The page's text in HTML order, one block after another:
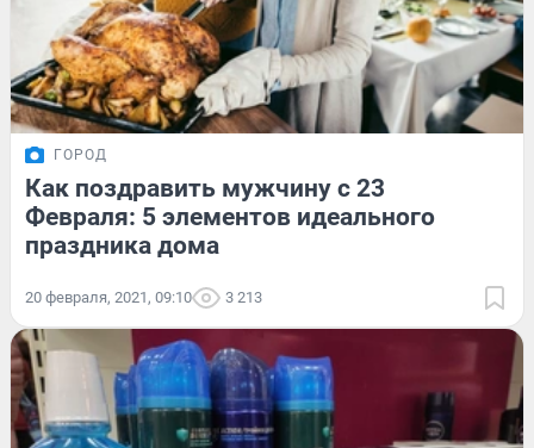
ГОРОД
Как поздравить мужчину с 23
Февраля: 5 элементов идеального
праздника дома
20 февраля, 2021, 09:10 3 213